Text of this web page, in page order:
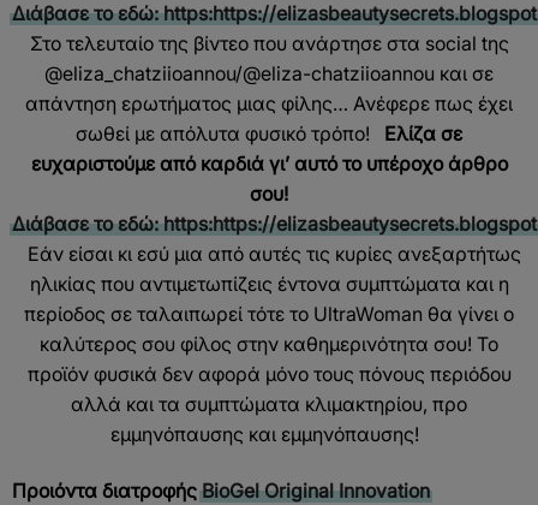
Διάβασε το εδώ: https:https://
Στο τελευταίο της βίντεο που ανάρτησε στα social tης
@eliza_chatziioannou/@eliza-chatziioannou και σε
απάντηση ερωτήματος μιας φίλης… Ανέφερε πως έχει
σωθεί με απόλυτα φυσικό τρόπο! Ελίζα σε
ευχαριστούμε από καρδιά γι’ αυτό το υπέροχο άρθρο
σου!
Διάβασε το εδώ: https:https://
Εάν είσαι κι εσύ μια από αυτές τις κυρίες ανεξαρτήτως
ηλικίας που αντιμετωπίζεις έντονα συμπτώματα και η
περίοδος σε ταλαιπωρεί τότε το UltraWoman θα γίνει ο
καλύτερος σου φίλος στην καθημερινότητα σου! Το
προϊόν φυσικά δεν αφορά μόνο τους πόνους περιόδου
αλλά και τα συμπτώματα κλιμακτηρίου, προ
εμμηνόπαυσης και εμμηνόπαυσης!
Προιόντα διατροφήςBioGel Original Innovation